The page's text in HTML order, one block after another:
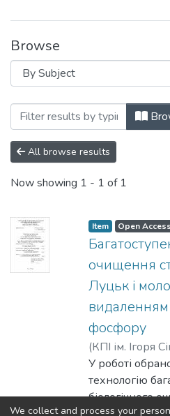
Browse
Browsing
All browse results
Now showing 1 - 1 of 1
Item Open Access
очищення
Луцьк і
видаленням
фосфору
(КПІ ім. Ігоря
Саблій, Лариса
У роботі
технологію
біологічного
We collect and process your